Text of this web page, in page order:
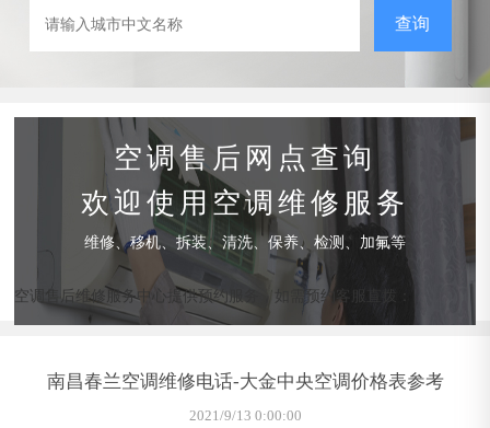
查询
空调售后网点查询
欢迎使用空调维修服务
维修、移机、拆装、清洗、保养、检测、加氟等
空调售后维修服务中心提供预约服务，如需预约客服直拨：
南昌春兰空调维修电话-大金中央空调价格表参考
2021/9/13 0:00:00